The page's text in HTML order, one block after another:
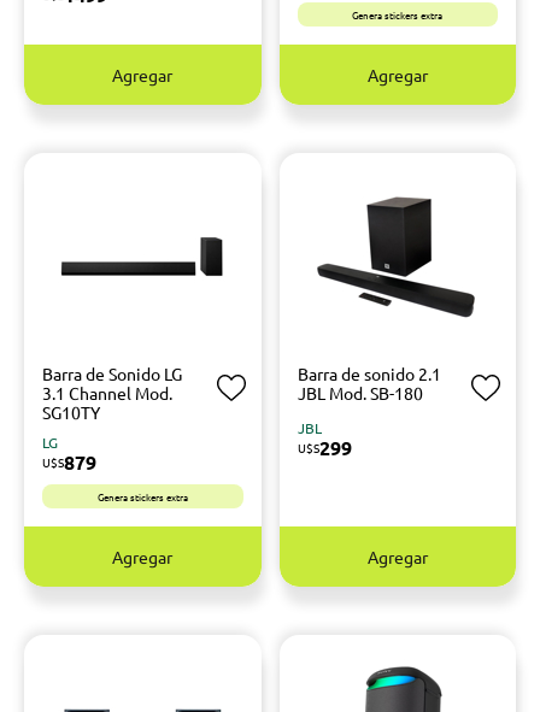
Agregar
Genera stickers extra
Agregar
Barra de Sonido LG
3.1 Channel Mod.
SG10TY
LG
U$S879
Genera stickers extra
Agregar
Barra de sonido 2.1
JBL Mod. SB-180
JBL
U$S299
Agregar